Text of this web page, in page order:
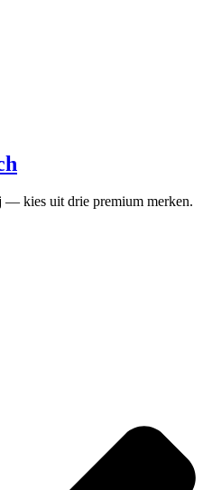
— kies uit drie premium merken.